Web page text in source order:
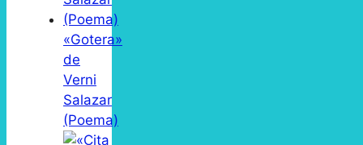
«Gotera»
de
Verni
Salazar
(Poema)